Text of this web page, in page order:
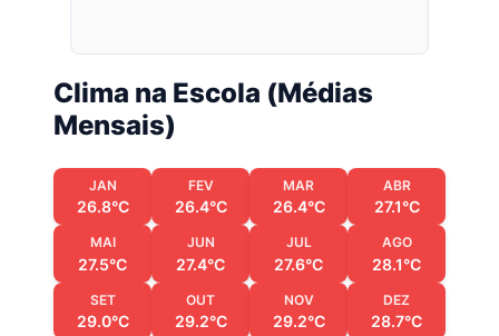
Clima na Escola (Médias
Mensais)
JAN
26.8°C
FEV
26.4°C
MAR
26.4°C
ABR
27.1°C
MAI
27.5°C
JUN
27.4°C
JUL
27.6°C
AGO
28.1°C
SET
29.0°C
OUT
29.2°C
NOV
29.2°C
DEZ
28.7°C